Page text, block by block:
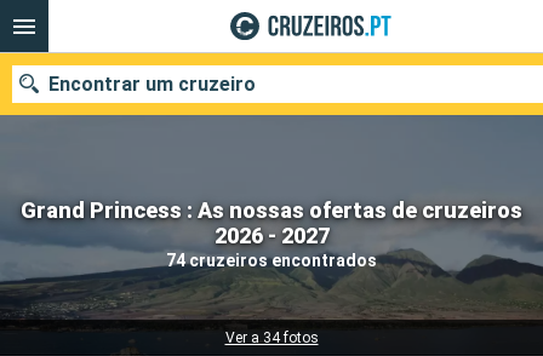
Grand Princess : As nossas ofertas de cruzeiros
2026 - 2027
74 cruzeiros encontrados
Ver a 34 fotos
Encontrar um cruzeiro
Quando ir?
Data de partida